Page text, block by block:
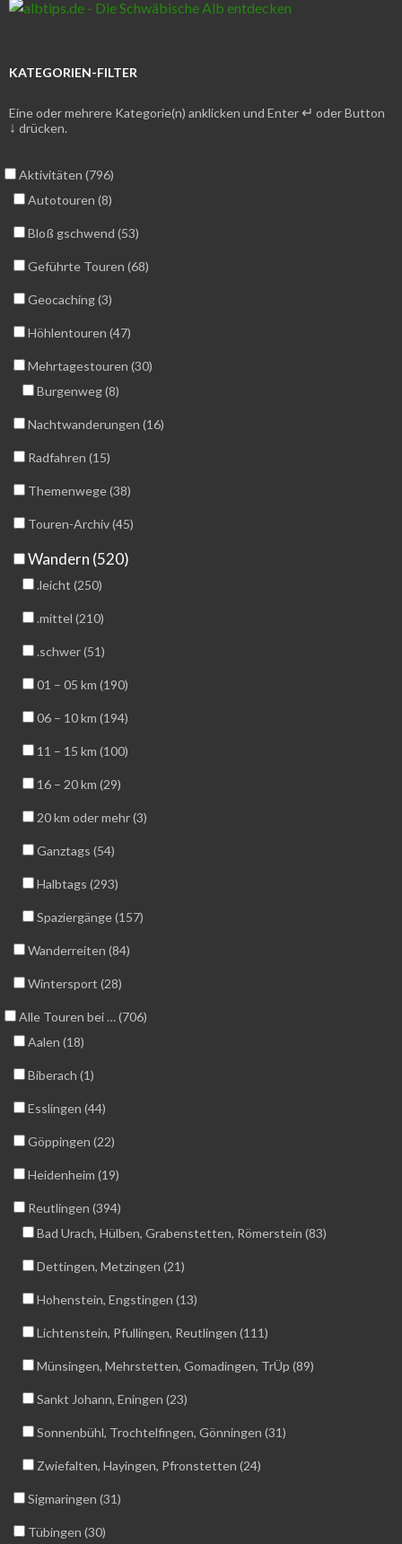
KATEGORIEN-FILTER
Eine oder mehrere Kategorie(n) anklicken und Enter ↵ oder Button
↓ drücken.
Aktivitäten (796)
Autotouren (8)
Bloß gschwend (53)
Geführte Touren (68)
Geocaching (3)
Höhlentouren (47)
Mehrtagestouren (30)
Burgenweg (8)
Nachtwanderungen (16)
Radfahren (15)
Themenwege (38)
Touren-Archiv (45)
Wandern (520)
.leicht (250)
.mittel (210)
.schwer (51)
01 – 05 km (190)
06 – 10 km (194)
11 – 15 km (100)
16 – 20 km (29)
20 km oder mehr (3)
Ganztags (54)
Halbtags (293)
Spaziergänge (157)
Wanderreiten (84)
Wintersport (28)
Alle Touren bei … (706)
Aalen (18)
Biberach (1)
Esslingen (44)
Göppingen (22)
Heidenheim (19)
Reutlingen (394)
Bad Urach, Hülben, Grabenstetten, Römerstein (83)
Dettingen, Metzingen (21)
Hohenstein, Engstingen (13)
Lichtenstein, Pfullingen, Reutlingen (111)
Münsingen, Mehrstetten, Gomadingen, TrÜp (89)
Sankt Johann, Eningen (23)
Sonnenbühl, Trochtelfingen, Gönningen (31)
Zwiefalten, Hayingen, Pfronstetten (24)
Sigmaringen (31)
Tübingen (30)